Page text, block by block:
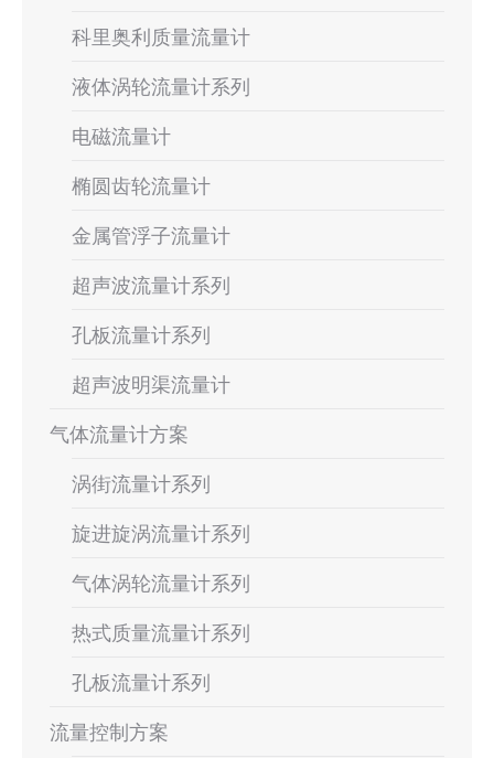
科里奥利质量流量计
液体涡轮流量计系列
电磁流量计
椭圆齿轮流量计
金属管浮子流量计
超声波流量计系列
孔板流量计系列
超声波明渠流量计
气体流量计方案
涡街流量计系列
旋进旋涡流量计系列
气体涡轮流量计系列
热式质量流量计系列
孔板流量计系列
流量控制方案